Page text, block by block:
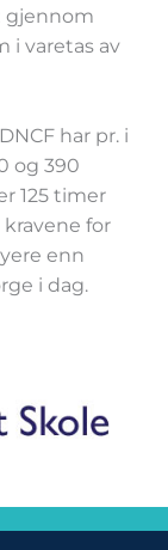
gjennom
i varetas av
har pr. i
og 390
125 timer
for
enn
i dag.